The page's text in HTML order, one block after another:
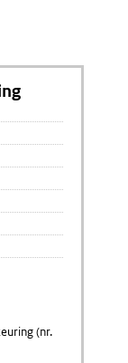
(nr.